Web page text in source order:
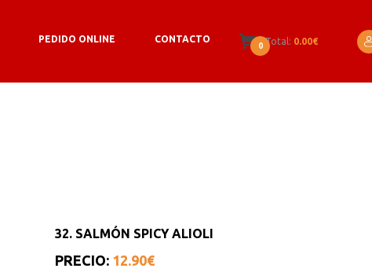
0 Total: 0.00€
PEDIDO ONLINE CONTACTO
32. SALMÓN SPICY ALIOLI
PRECIO: 12.90€